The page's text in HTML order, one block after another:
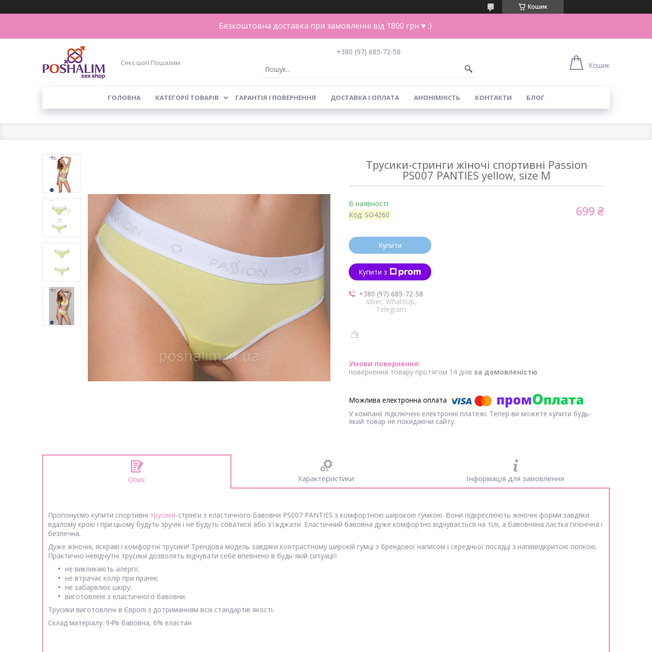
Кошик
Безкоштовна доставка при замовленні від 1800 грн ♥ :)
Секс шоп Пошалим
+380 (97) 685-72-58
Кошик
ГОЛОВНА КАТЕГОРІЇ ТОВАРІВ ГАРАНТІЯ І ПОВЕРНЕННЯ ДОСТАВКА І ОПЛАТА АНОНІМНІСТЬ КОНТАКТИ БЛОГ
Трусики-стринги жіночі спортивні Passion
PS007 PANTIES yellow, size M
В наявності
Код: SO4260 699 ₴
Купити
Купити з
+380 (97) 685-72-58
Viber, WhatsUp,
Telegram
повернення товару протягом 14 днів за домовленістю
У компанії підключені електронні платежі. Тепер ви можете купити будь-
який товар не покидаючи сайту.
Опис Характеристики Інформація для замовлення
Пропонуємо купити спортивні трусики-стрінги з еластичного бавовни PS007 PANTIES з комфортною широкою гумкою. Вони підкреслюють жіночні форми завдяки
вдалому крою і при цьому будуть зручні і не будуть соватися або з'їжджати. Еластичний бавовна дуже комфортно відчувається на тілі, а бавовняна ластка гігієнічна і
безпечна.
Дуже жіночні, яскраві і комфортні трусики! Трендова модель завдяки контрастному широкій гумці з брендової написом і середньої посадці з напіввідкритою попкою.
Практично невідчутні трусики дозволять відчувати себе впевнено в будь-якій ситуації!
не викликають алергії;
не втрачає колір при пранні;
не забарвлює шкіру;
виготовлені з еластичного бавовни.
Трусики виготовлені в Європі з дотриманням всіх стандартів якості.
Склад матеріалу: 94% бавовна, 6% еластан